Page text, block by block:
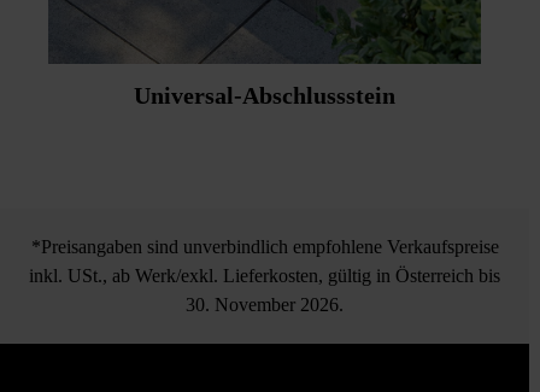
Universal-Abschlussstein
*Preisangaben sind unverbindlich empfohlene Verkaufspreise
inkl. USt., ab Werk/exkl. Lieferkosten, gültig in Österreich bis
30. November 2026.